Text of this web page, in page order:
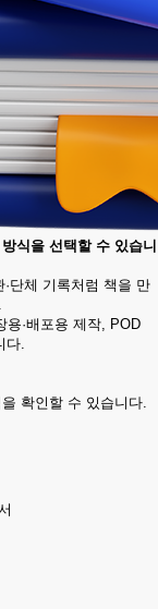
식을 선택할 수 있습니
단체 기록처럼 책을 만
·배포용 제작, POD
다.
확인할 수 있습니다.